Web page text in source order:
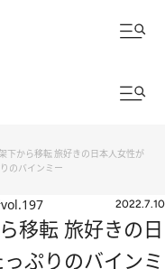
下から移転 旅好きの日本人女性が
のバインミー
vol.197 2022.7.10
移転 旅好きの日
ぷりのバインミ